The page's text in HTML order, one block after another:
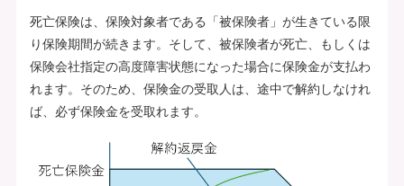
死亡保険は、保険対象者である「被保険者」が生きている限
り保険期間が続きます。そして、被保険者が死亡、もしくは
保険会社指定の高度障害状態になった場合に保険金が支払わ
れます。そのため、保険金の受取人は、途中で解約しなけれ
ば、必ず保険金を受取れます。